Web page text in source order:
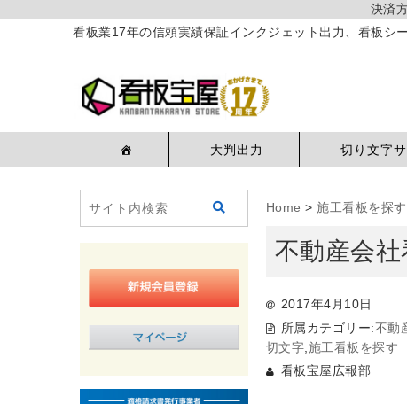
決済
看板業17年の信頼実績保証インクジェット出力、看板シ
大判出力 切り文字
Home > 施工看板を探す
不動産会
2017年4月10日
所属カテゴリー:不動
切文字 施工看板を探す
看板宝屋広報部